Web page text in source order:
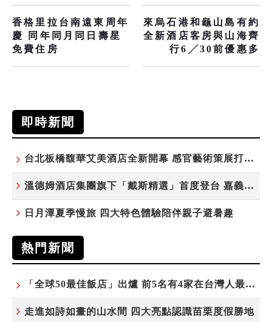
香格里拉台南遠東周年
慶 同年同月同日壽星
免費住房
來烏石港和龜山島有約
全新酒店客房與山海齊
行6╱30前優惠多
即時新聞
台北板橋馥華艾美酒店全新開幕 感官藝術策展打造旅居新風格
溫德姆酒店集團旗下「戴斯精選」首度登台 嘉義首店揭新幕
日月潭夏季慢旅 四大特色體驗陪伴親子避暑趣
熱門新聞
「全球50最佳飯店」出爐 前5名有4家在台灣人最常去的城市！
走進如詩如畫的山水間 四大亮點認識苗栗度假勝地